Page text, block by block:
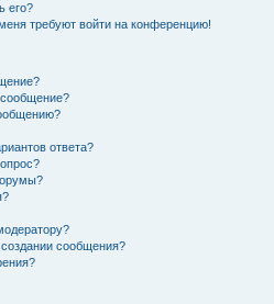
его?
требуют войти на конференцию!
сообщение?
ответа?
сообщения?